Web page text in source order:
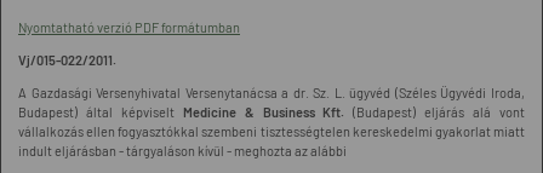
Nyomtatható verzió PDF formátumban
Vj/015-022/2011.
A Gazdasági Versenyhivatal Versenytanácsa a dr. Sz. L. ügyvéd (Széles Ügyvédi Iroda,
Budapest) által képviselt Medicine & Business Kft.
(Budapest) eljárás alá vont
vállalkozás ellen fogyasztókkal szembeni tisztességtelen kereskedelmi gyakorlat miatt
indult eljárásban - tárgyaláson kívül - meghozta az alábbi